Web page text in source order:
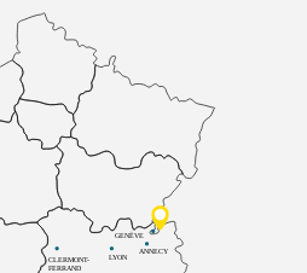
CLERMONT-
FERRAND
LYON
ANNECY
GENÈVE